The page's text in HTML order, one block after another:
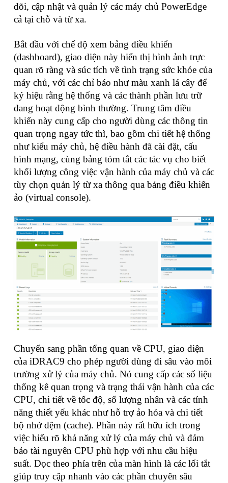
dõi, cập nhật và quản lý các máy chủ PowerEdge
cả tại chỗ và từ xa.
Bắt đầu với chế độ xem bảng điều khiển
(dashboard), giao diện này hiển thị hình ảnh trực
quan rõ ràng và súc tích về tình trạng sức khỏe của
máy chủ, với các chỉ báo như màu xanh lá cây để
ký hiệu rằng hệ thống và các thành phần lưu trữ
đang hoạt động bình thường. Trung tâm điều
khiển này cung cấp cho người dùng các thông tin
quan trọng ngay tức thì, bao gồm chi tiết hệ thống
như kiểu máy chủ, hệ điều hành đã cài đặt, cấu
hình mạng, cùng bảng tóm tắt các tác vụ cho biết
khối lượng công việc vận hành của máy chủ và các
tùy chọn quản lý từ xa thông qua bảng điều khiển
ảo (virtual console).
Chuyển sang phần tổng quan về CPU, giao diện
của iDRAC9 cho phép người dùng đi sâu vào môi
trường xử lý của máy chủ. Nó cung cấp các số liệu
thống kê quan trọng và trạng thái vận hành của các
CPU, chi tiết về tốc độ, số lượng nhân và các tính
năng thiết yếu khác như hỗ trợ ảo hóa và chi tiết
bộ nhớ đệm (cache). Phần này rất hữu ích trong
việc hiểu rõ khả năng xử lý của máy chủ và đảm
bảo tài nguyên CPU phù hợp với nhu cầu hiệu
suất. Dọc theo phía trên của màn hình là các lối tắt
giúp truy cập nhanh vào các phần chuyên sâu